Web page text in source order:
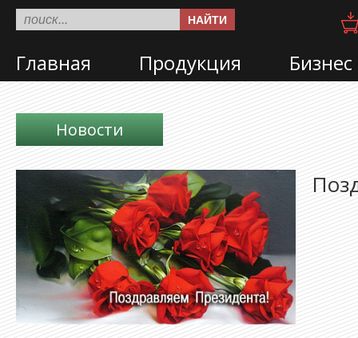
НАЙТИ
Главная Продукция Бизнес
Новости